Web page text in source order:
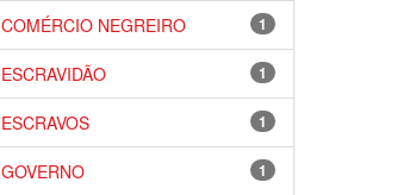
1
COMÉRCIO NEGREIRO
1
ESCRAVIDÃO
1
ESCRAVOS
1
GOVERNO